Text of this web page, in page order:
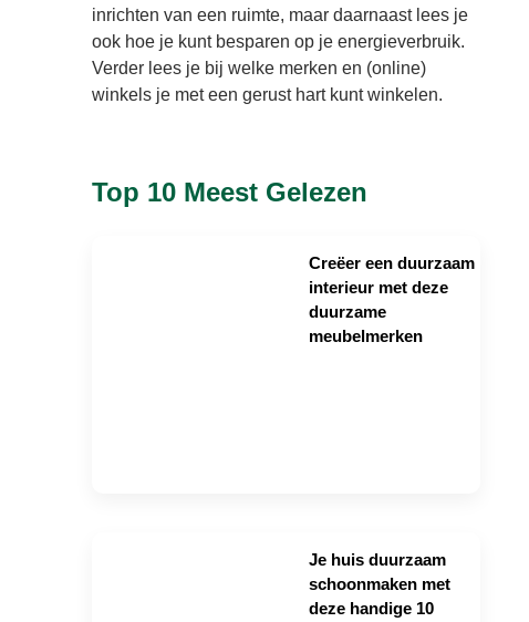
inrichten van een ruimte, maar daarnaast lees je
ook hoe je kunt besparen op je energieverbruik.
Verder lees je bij welke merken en (online)
winkels je met een gerust hart kunt winkelen.
Top 10 Meest Gelezen
Creëer een duurzaam
interieur met deze
duurzame
meubelmerken
Je huis duurzaam
schoonmaken met
deze handige 10